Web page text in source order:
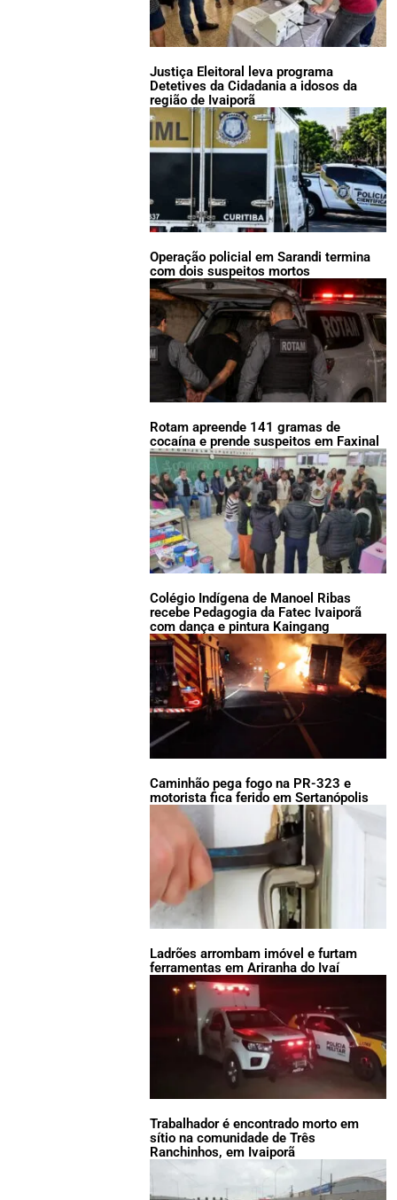
Justiça Eleitoral leva programa
Detetives da Cidadania a idosos da
região de Ivaiporã
Operação policial em Sarandi termina
com dois suspeitos mortos
Rotam apreende 141 gramas de
cocaína e prende suspeitos em Faxinal
Colégio Indígena de Manoel Ribas
recebe Pedagogia da Fatec Ivaiporã
com dança e pintura Kaingang
Caminhão pega fogo na PR-323 e
motorista fica ferido em Sertanópolis
Ladrões arrombam imóvel e furtam
ferramentas em Ariranha do Ivaí
Trabalhador é encontrado morto em
sítio na comunidade de Três
Ranchinhos, em Ivaiporã